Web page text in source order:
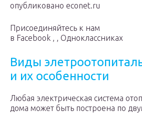
опубликовано econet.ru
Присоединяйтесь к нам
в Facebook , , Одноклассниках
Виды
и их особенности
Любая электрическая система
дома может быть построена по